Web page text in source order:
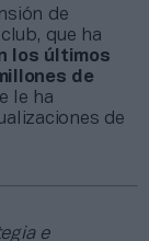
de
que ha
los últimos
de
le ha
de
e